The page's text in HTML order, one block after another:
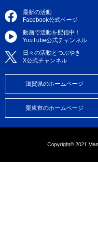
最新の活動
Facebook公式ページ
動画で活動を配信中！
YouTube公式チャンネル
日々の活動とつぶやき
X公式チャンネル
滋賀県のホームページ
栗東市のホームページ
Copyright© 2021